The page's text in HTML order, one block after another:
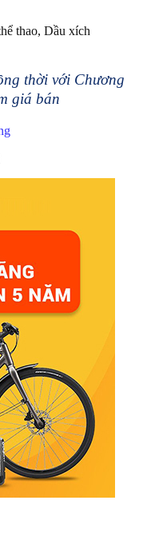
thao, Dầu xích
thời với Chương
giá bán